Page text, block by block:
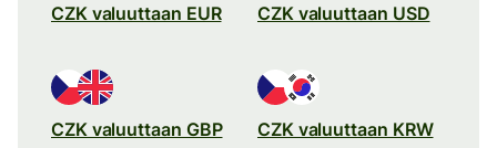
CZK valuuttaan EUR CZK valuuttaan USD
CZK valuuttaan GBP CZK valuuttaan KRW